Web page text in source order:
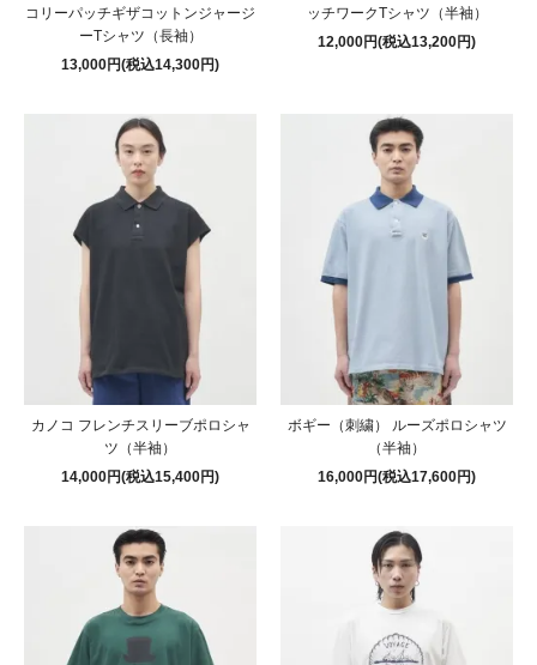
コリーパッチギザコットンジャージ
ーTシャツ（長袖）
13,000円(税込14,300円)
ッチワークTシャツ（半袖）
12,000円(税込13,200円)
カノコ フレンチスリーブポロシャ
ツ（半袖）
14,000円(税込15,400円)
ボギー（刺繍） ルーズポロシャツ
（半袖）
16,000円(税込17,600円)